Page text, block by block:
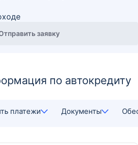
заявку
по автокредиту
платежи Документы